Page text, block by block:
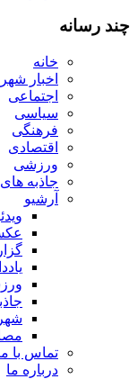
چند رسانه
خانه
اخبار
اجتماعی
سیاسی
فرهنگی
اقتصادی
ورزشی
جاذبه
آرشیو
تماس با
درباره ما